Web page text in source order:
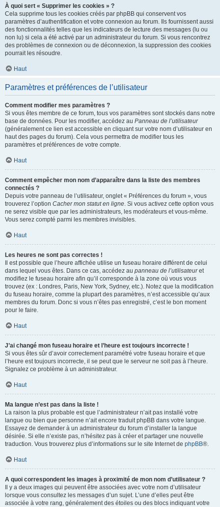
À quoi sert « Supprimer les cookies » ?
Cela supprime tous les cookies créés par phpBB qui conservent vos
paramètres d’authentification et votre connexion au forum. Ils fournissent aussi
des fonctionnalités telles que les indicateurs de lecture des messages (lu ou
non lu) si cela a été activé par un administrateur du forum. Si vous rencontrez
des problèmes de connexion ou de déconnexion, la suppression des cookies
pourrait les résoudre.
Haut
Paramètres et préférences de l’utilisateur
Comment modifier mes paramètres ?
Si vous êtes membre de ce forum, tous vos paramètres sont stockés dans notre
base de données. Pour les modifier, accédez au Panneau de l’utilisateur
(généralement ce lien est accessible en cliquant sur votre nom d’utilisateur en
haut des pages du forum). Cela vous permettra de modifier tous les
paramètres et préférences de votre compte.
Haut
Comment empêcher mon nom d’apparaître dans la liste des membres
connectés ?
Depuis votre panneau de l’utilisateur, onglet « Préférences du forum », vous
trouverez l’option Cacher mon statut en ligne. Si vous activez cette option vous
ne serez visible que par les administrateurs, les modérateurs et vous-même.
Vous serez compté parmi les membres invisibles.
Haut
Les heures ne sont pas correctes !
Il est possible que l’heure affichée utilise un fuseau horaire différent de celui
dans lequel vous êtes. Dans ce cas, accédez au panneau de l’utilisateuret
modifiez le fuseau horaire afin qu’il corresponde à la zone où vous vous
trouvez (ex : Londres, Paris, New York, Sydney, etc.). Notez que la modification
du fuseau horaire, comme la plupart des paramètres, n’est accessible qu’aux
membres du forum. Donc si vous n’êtes pas enregistré, c’est le bon moment
pour le faire.
Haut
J’ai changé mon fuseau horaire et l’heure est toujours incorrecte !
Si vous êtes sûr d’avoir correctement paramétré votre fuseau horaire et que
l’heure est toujours incorrecte, il se peut que le serveur ne soit pas à l’heure.
Signalez ce problème à un administrateur.
Haut
Ma langue n’est pas dans la liste !
La raison la plus probable est que l’administrateur n’ait pas installé votre
langue ou bien que personne n’ait encore traduit phpBB dans votre langue.
Essayez de demander à un administrateur du forum d’installer la langue
désirée. Si elle n’existe pas, n’hésitez pas à créer et partager une nouvelle
traduction. Vous trouverez plus d’informations sur le site Internet de phpBB®.
Haut
A quoi correspondent les images à proximité de mon nom d’utilisateur ?
Il y a deux images qui peuvent être associées avec votre nom d’utilisateur
lorsque vous consultez les messages d’un sujet. L’une d’elles peut être
associée à votre rang, généralement des étoiles ou des blocs indiquant votre